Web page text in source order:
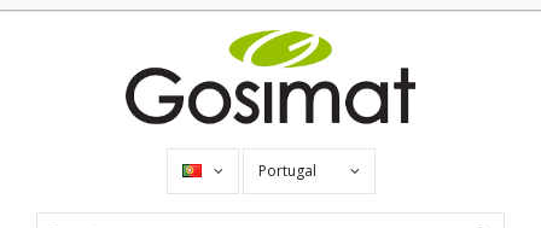
Portugal